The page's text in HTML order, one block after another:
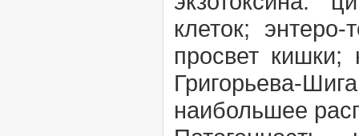
клеток;
просвет кишки;
Григорьева-
наибольшее